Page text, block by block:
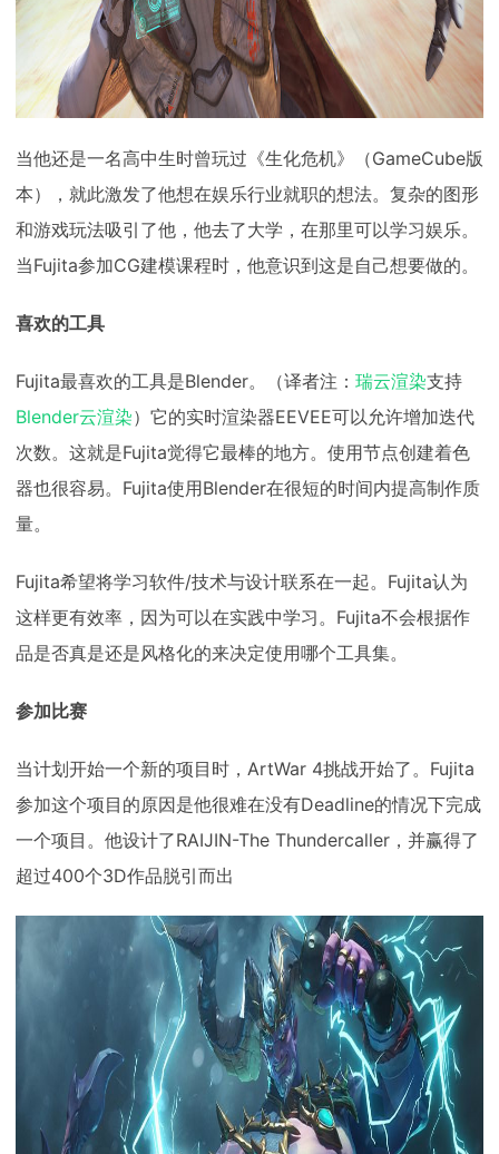
当他还是一名高中生时曾玩过《生化危机》（GameCube版
本），就此激发了他想在娱乐行业就职的想法。复杂的图形
和游戏玩法吸引了他，他去了大学，在那里可以学习娱乐。
当Fujita参加CG建模课程时，他意识到这是自己想要做的。
喜欢的工具
Fujita最喜欢的工具是Blender。（译者注： 瑞云渲染支持
Blender云渲染）它的实时渲染器EEVEE可以允许增加迭代
次数。这就是Fujita觉得它最棒的地方。使用节点创建着色
器也很容易。Fujita使用Blender在很短的时间内提高制作质
量。
Fujita希望将学习软件/技术与设计联系在一起。Fujita认为
这样更有效率，因为可以在实践中学习。Fujita不会根据作
品是否真是还是风格化的来决定使用哪个工具集。
参加比赛
当计划开始一个新的项目时，ArtWar 4挑战开始了。Fujita
参加这个项目的原因是他很难在没有Deadline的情况下完成
一个项目。他设计了RAIJIN-The Thundercaller，并赢得了
超过400个3D作品脱引而出